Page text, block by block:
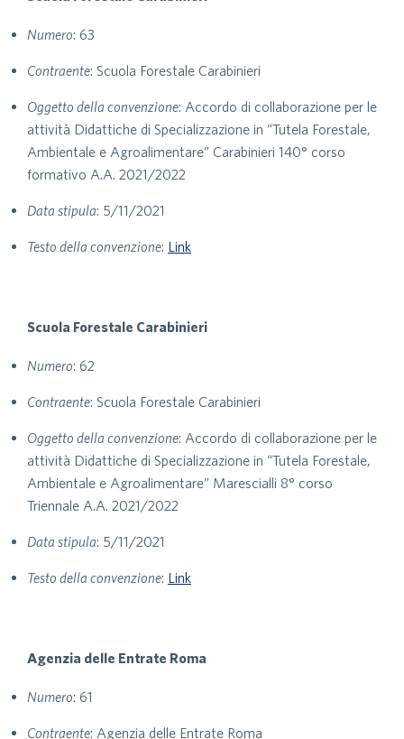
Numero: 63
Contraente: Scuola Forestale Carabinieri
Oggetto della convenzione: Accordo di collaborazione per le
attività Didattiche di Specializzazione in “Tutela Forestale,
Ambientale e Agroalimentare” Carabinieri 140° corso
formativo A.A. 2021/2022
Data stipula: 5/11/2021
Testo della convenzione: Link
Scuola Forestale Carabinieri
Numero: 62
Contraente: Scuola Forestale Carabinieri
Oggetto della convenzione: Accordo di collaborazione per le
attività Didattiche di Specializzazione in “Tutela Forestale,
Ambientale e Agroalimentare” Marescialli 8° corso
Triennale A.A. 2021/2022
Data stipula: 5/11/2021
Testo della convenzione: Link
Agenzia delle Entrate Roma
Numero: 61
Contraente: Agenzia delle Entrate Roma